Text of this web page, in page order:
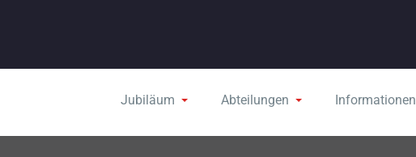
Jubiläum Abteilungen Informationen